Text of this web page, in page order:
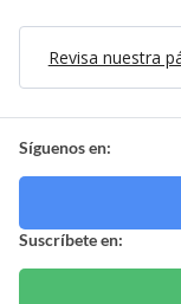
Revisa nuestra
Síguenos en:
Suscríbete en: